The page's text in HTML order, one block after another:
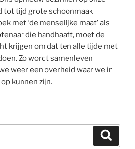
tot tijd grote schoonmaak
met ‘de menselijke maat’ als
die handhaaft, moet de
krijgen om dat ten alle tijde met
Zo wordt samenleven
weer een overheid waar we in
kunnen zijn.